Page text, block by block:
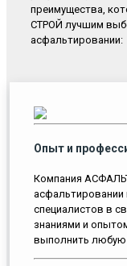
преимущества,
СТРОЙ лучшим
асфальтировании:
Опыт и
Компания
специалистов в
знаниями и
выполнить любую